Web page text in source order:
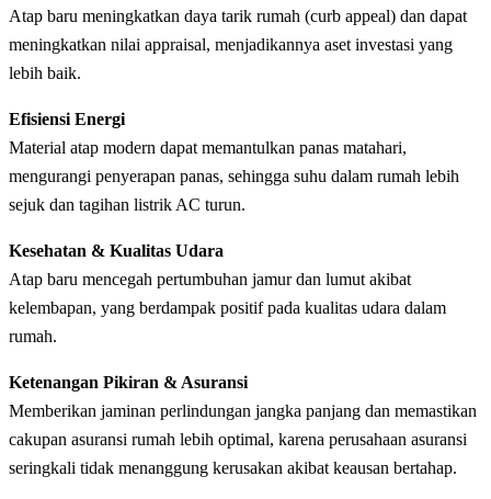
Atap baru meningkatkan daya tarik rumah (curb appeal) dan dapat
meningkatkan nilai appraisal, menjadikannya aset investasi yang
lebih baik.
Efisiensi Energi
Material atap modern dapat memantulkan panas matahari,
mengurangi penyerapan panas, sehingga suhu dalam rumah lebih
sejuk dan tagihan listrik AC turun.
Kesehatan & Kualitas Udara
Atap baru mencegah pertumbuhan jamur dan lumut akibat
kelembapan, yang berdampak positif pada kualitas udara dalam
rumah.
Ketenangan Pikiran & Asuransi
Memberikan jaminan perlindungan jangka panjang dan memastikan
cakupan asuransi rumah lebih optimal, karena perusahaan asuransi
seringkali tidak menanggung kerusakan akibat keausan bertahap.